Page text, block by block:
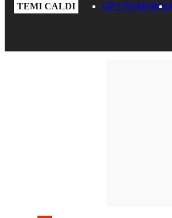
TEMI CALDI GP UNGHERIA